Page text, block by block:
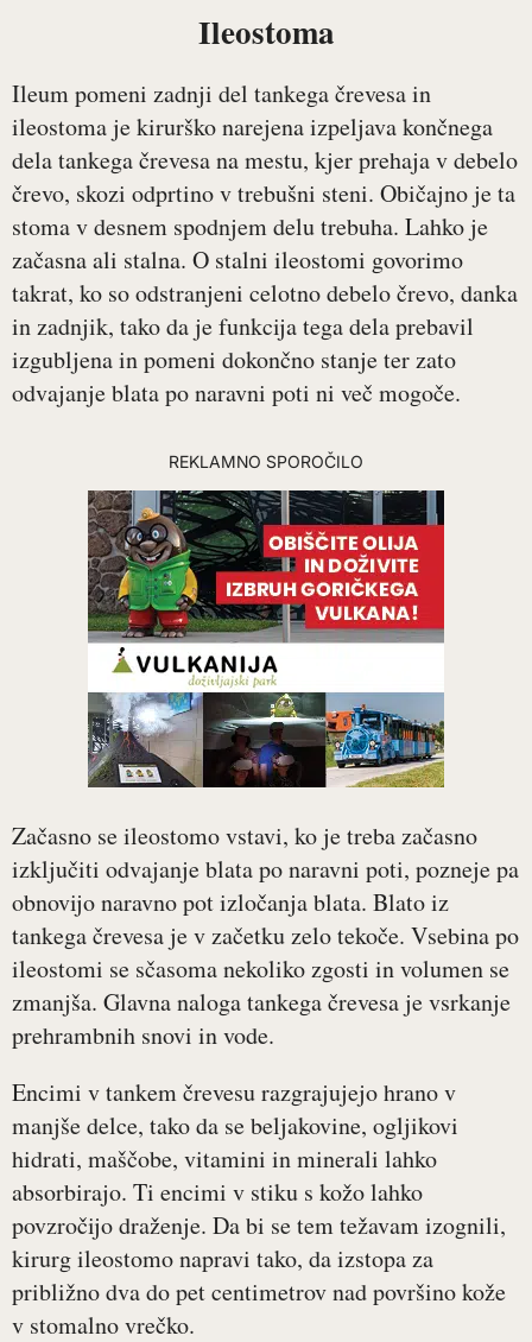
Ileostoma
Ileum pomeni zadnji del tankega črevesa in
ileostoma je kirurško narejena izpeljava končnega
dela tankega črevesa na mestu, kjer prehaja v debelo
črevo, skozi odprtino v trebušni steni. Običajno je ta
stoma v desnem spodnjem delu trebuha. Lahko je
začasna ali stalna. O stalni ileostomi govorimo
takrat, ko so odstranjeni celotno debelo črevo, danka
in zadnjik, tako da je funkcija tega dela prebavil
izgubljena in pomeni dokončno stanje ter zato
odvajanje blata po naravni poti ni več mogoče.
REKLAMNO SPOROČILO
Začasno se ileostomo vstavi, ko je treba začasno
izključiti odvajanje blata po naravni poti, pozneje pa
obnovijo naravno pot izločanja blata. Blato iz
tankega črevesa je v začetku zelo tekoče. Vsebina po
ileostomi se sčasoma nekoliko zgosti in volumen se
zmanjša. Glavna naloga tankega črevesa je vsrkanje
prehrambnih snovi in vode.
Encimi v tankem črevesu razgrajujejo hrano v
manjše delce, tako da se beljakovine, ogljikovi
hidrati, maščobe, vitamini in minerali lahko
absorbirajo. Ti encimi v stiku s kožo lahko
povzročijo draženje. Da bi se tem težavam izognili,
kirurg ileostomo napravi tako, da izstopa za
približno dva do pet centimetrov nad površino kože
v stomalno vrečko.